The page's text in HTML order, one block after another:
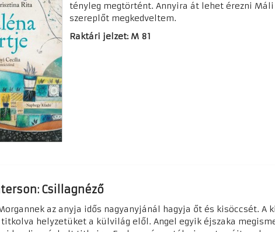
tényleg megtörtént. Annyira át lehet érezni
szereplőt megkedveltem.
Raktári jelzet: M 81
Csillagnéző
az anyja idős nagyanyjánál hagyja őt és kisöccsét. A
helyzetüket a külvilág elől. Angel egyik éjszaka